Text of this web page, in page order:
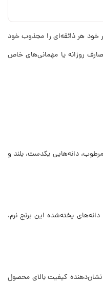
خود هر ذائقه‌ای را مجذوب خود
روزانه یا مهمانی‌های خاص
دانه‌هایی یکدست، بلند و
پخته‌شده این برنج نرم،
است که نشان‌دهنده کیفیت بالای محصول